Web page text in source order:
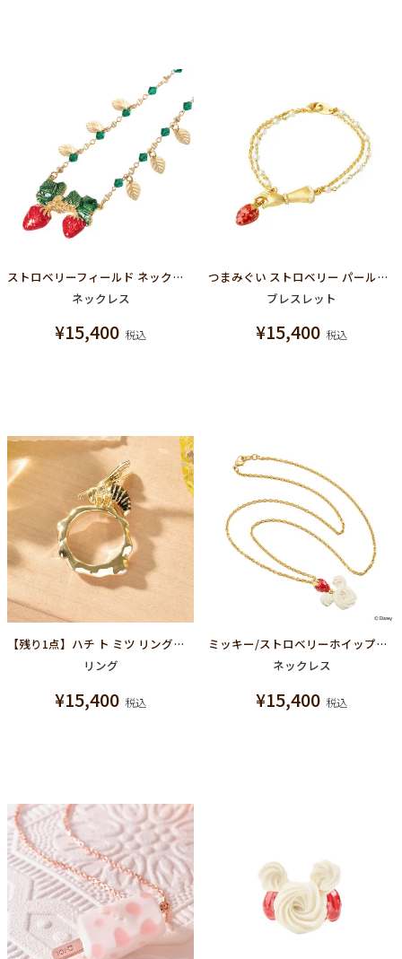
ストロベリーフィールド ネックレス
ネックレス
¥15,400 税込
つまみぐい ストロベリー パールブレスレット
ブレスレット
¥15,400 税込
【残り1点】ハチ ト ミツ リング【スペシャルパッケージつき】
リング
¥15,400 税込
ミッキー/ストロベリーホイップクリーム ネックレス【ディズニー アクセサリー】
ネックレス
¥15,400 税込